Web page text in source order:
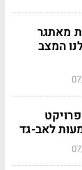
מאתגר
המצב
ישראל קונה 49% מפרויקט
לאב-גד